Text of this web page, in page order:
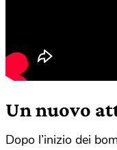
Un nuovo
Dopo l’inizio dei